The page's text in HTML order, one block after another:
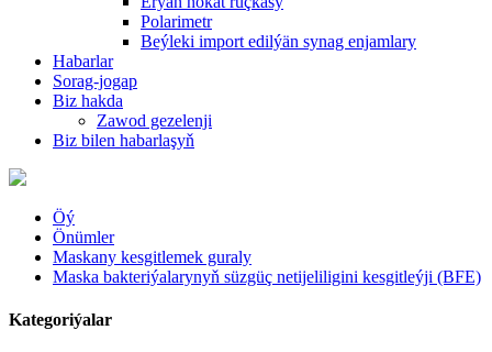
Polarimetr
Beýleki import edilýän synag enjamlary
Habarlar
Sorag-jogap
Biz hakda
Zawod gezelenji
Biz bilen habarlaşyň
Öý
Önümler
Maskany kesgitlemek guraly
Maska bakteriýalarynyň süzgüç netijeliligini kesgitleýji (BFE)
Kategoriýalar